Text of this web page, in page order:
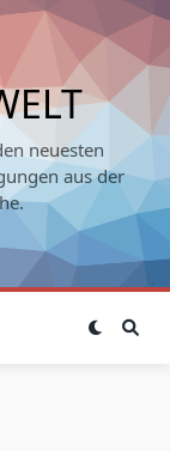
neuesten
aus der